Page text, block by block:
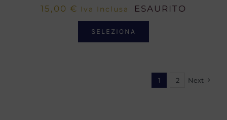
15,00 € Iva Inclusa ESAURITO
SELEZIONA
1 2 Next